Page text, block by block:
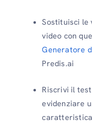
Sostituisci le
video con
Generatore
Predis.ai
Riscrivi il
evidenziare